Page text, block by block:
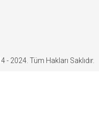
2024. Tüm Hakları Saklıdır.